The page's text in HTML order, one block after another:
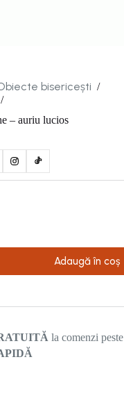
bisericești /
/
– auriu lucios
Adaugă în coș
la comenzi